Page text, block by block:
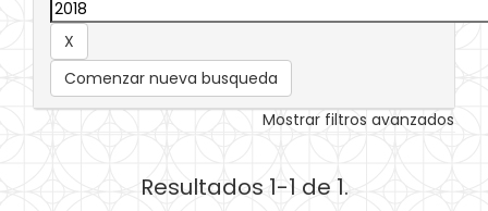
Comenzar nueva busqueda
Mostrar filtros avanzados
Resultados 1-1 de 1.